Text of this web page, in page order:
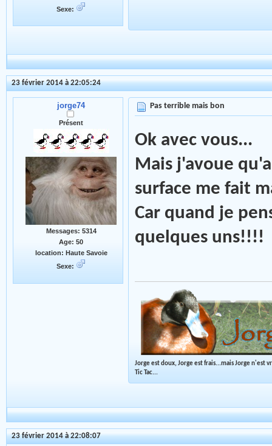
Sexe:
23 février 2014 à 22:05:24
jorge74
Présent
Messages: 5314
Age: 50
location: Haute Savoie
Sexe:
Pas terrible mais bon
Ok avec vous...
Mais j'avoue
surface me fait
Car quand je
quelques uns!!!!
Jorge est doux, Jorge est frais...mais Jorge n'est
Tic Tac...
23 février 2014 à 22:08:07